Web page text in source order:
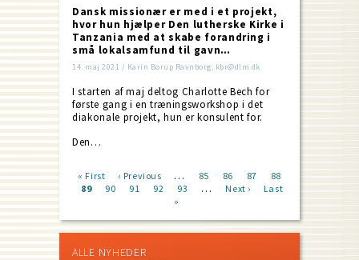
Dansk missionær er med i et projekt,
hvor hun hjælper Den lutherske Kirke i
Tanzania med at skabe forandring i
små lokalsamfund til gavn…
14. maj 2021 / Karin Borup Ravnborg; kbr@dlm.dk
I starten af maj deltog Charlotte Bech for
første gang i en træningsworkshop i det
diakonale projekt, hun er konsulent for.
Den…
Pagination
First
page
« First
Previous
page
‹ Previous … Page
85 Page
86 Page
87 Page
88
Current
89 Page
90 Page
91 Page
92 Page
93 …
Next
Next ›
Last
Last
»
ALLE NYHEDER